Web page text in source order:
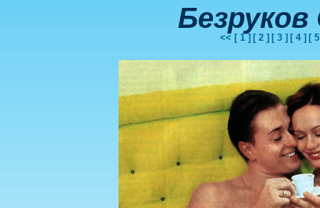
Безруков
<< [ 1 ] [ 2 ] [ 3 ] [ 4 ] [